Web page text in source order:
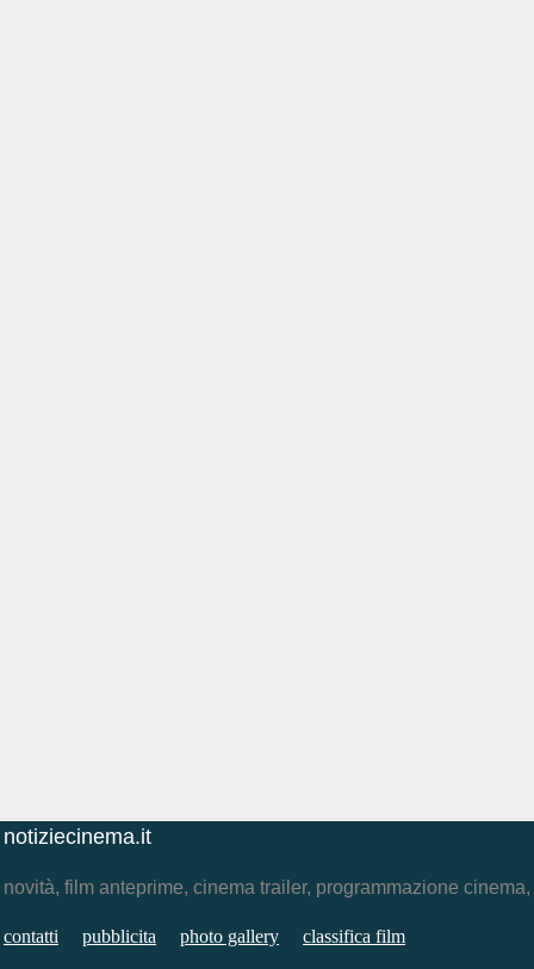
notiziecinema.it
novità, film anteprime, cinema trailer, programmazione
contatti pubblicita photo gallery classifica film